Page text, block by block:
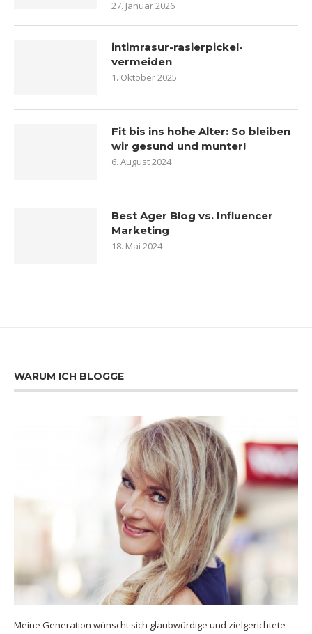
27. Januar 2026
intimrasur-rasierpickel-
vermeiden
1. Oktober 2025
Fit bis ins hohe Alter: So bleiben
wir gesund und munter!
6. August 2024
Best Ager Blog vs. Influencer
Marketing
18. Mai 2024
WARUM ICH BLOGGE
Meine Generation wünscht sich glaubwürdige und zielgerichtete